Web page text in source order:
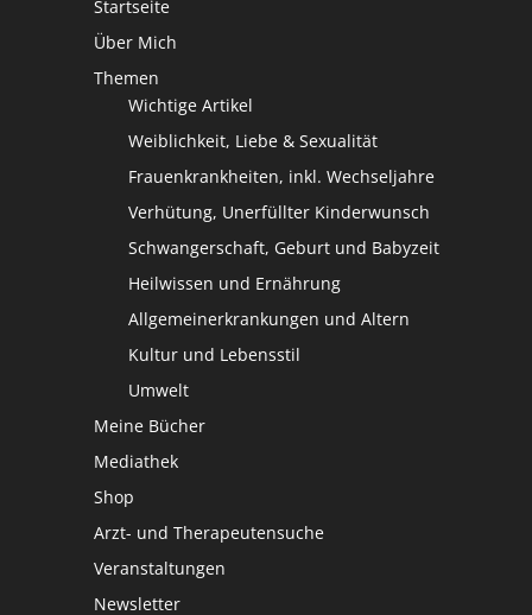
Startseite
Über Mich
Themen
Wichtige Artikel
Weiblichkeit, Liebe & Sexualität
Frauenkrankheiten, inkl. Wechseljahre
Verhütung, Unerfüllter Kinderwunsch
Schwangerschaft, Geburt und Babyzeit
Heilwissen und Ernährung
Allgemeinerkrankungen und Altern
Kultur und Lebensstil
Umwelt
Meine Bücher
Mediathek
Shop
Arzt- und Therapeutensuche
Veranstaltungen
Newsletter